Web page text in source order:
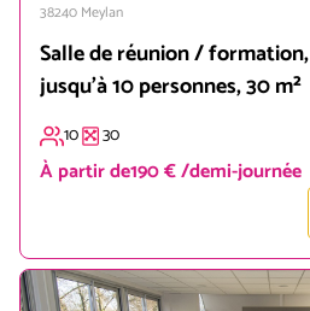
38240 Meylan
Salle de réunion /
jusqu'à 10 personnes, 30 m²
10 30
À partir de190 € /demi-journée